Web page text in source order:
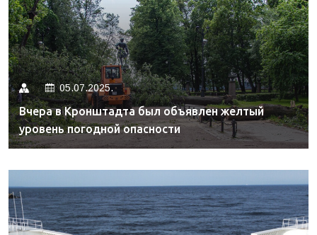
05.07.2025.
Вчера в Кронштадта был объявлен желтый
уровень погодной опасности